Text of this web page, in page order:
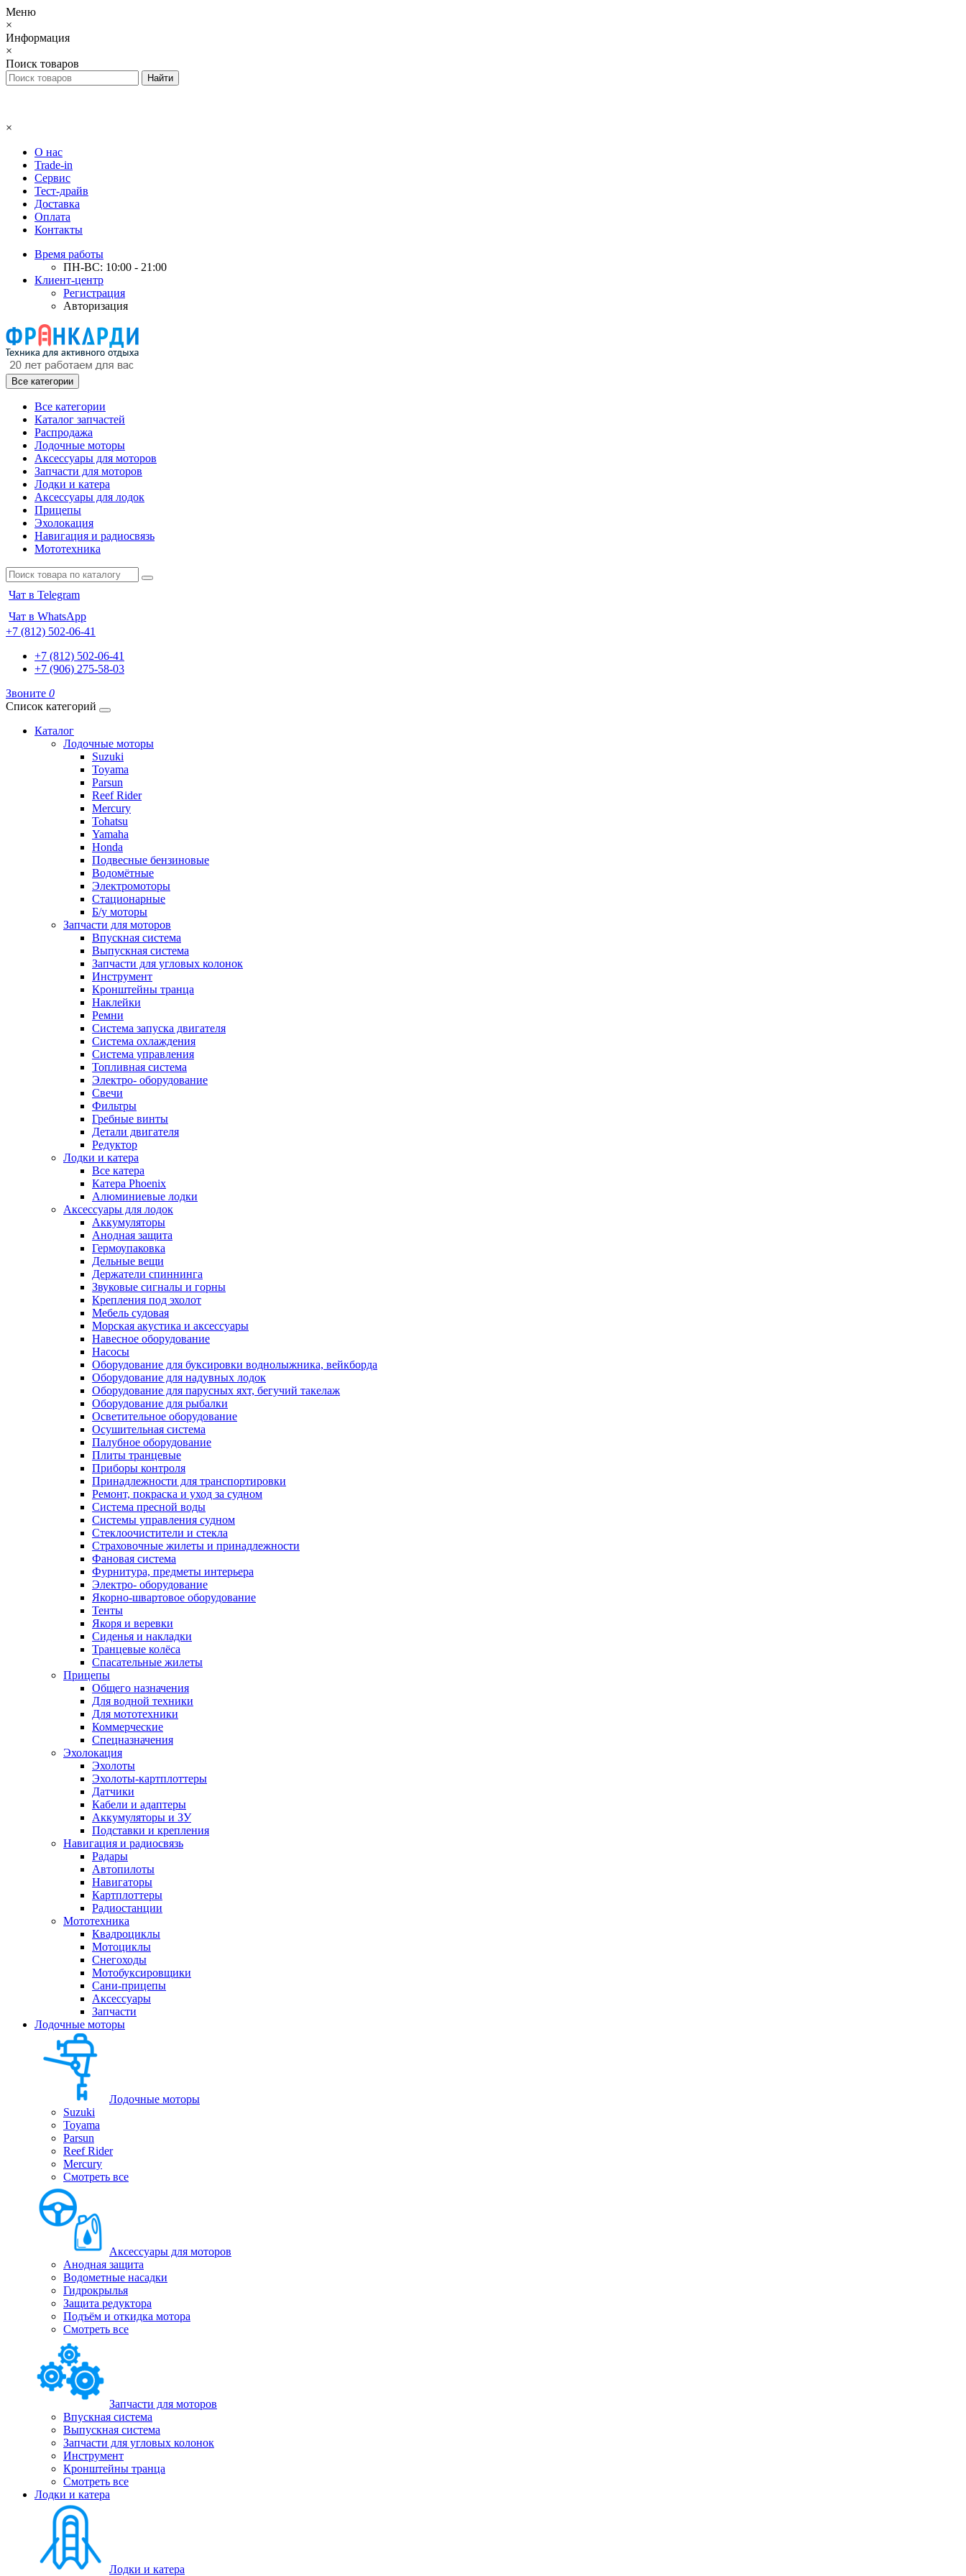
Меню
×
Информация
×
Поиск товаров
×
О нас
Trade-in
Сервис
Тест-драйв
Доставка
Оплата
Контакты
Время работы
ПН-ВС: 10:00 - 21:00
Клиент-центр
Регистрация
Авторизация
Все категории
Все категории
Каталог запчастей
Распродажа
Лодочные моторы
Аксессуары для моторов
Запчасти для моторов
Лодки и катера
Аксессуары для лодок
Прицепы
Эхолокация
Навигация и радиосвязь
Мототехника
Чат в Telegram
Чат в WhatsApp
+7 (812) 502-06-41
+7 (812) 502-06-41
+7 (906) 275-58-03
Звоните 0
Список категорий
Каталог
Лодочные моторы
Suzuki
Toyama
Parsun
Reef Rider
Mercury
Tohatsu
Yamaha
Honda
Подвесные бензиновые
Водомётные
Электромоторы
Стационарные
Б/у моторы
Запчасти для моторов
Впускная система
Выпускная система
Запчасти для угловых колонок
Инструмент
Кронштейны транца
Наклейки
Ремни
Система запуска двигателя
Система охлаждения
Система управления
Топливная система
Электро- оборудование
Свечи
Фильтры
Гребные винты
Детали двигателя
Редуктор
Лодки и катера
Все катера
Катера Phoenix
Алюминиевые лодки
Аксессуары для лодок
Аккумуляторы
Анодная защита
Гермоупаковка
Дельные вещи
Держатели спиннинга
Звуковые сигналы и горны
Крепления под эхолот
Мебель судовая
Морская акустика и аксессуары
Навесное оборудование
Насосы
Оборудование для буксировки воднолыжника, вейкборда
Оборудование для надувных лодок
Оборудование для парусных яхт, бегучий такелаж
Оборудование для рыбалки
Осветительное оборудование
Осушительная система
Палубное оборудование
Плиты транцевые
Приборы контроля
Принадлежности для транспортировки
Ремонт, покраска и уход за судном
Система пресной воды
Системы управления судном
Стеклоочистители и стекла
Страховочные жилеты и принадлежности
Фановая система
Фурнитура, предметы интерьера
Электро- оборудование
Якорно-швартовое оборудование
Тенты
Якоря и веревки
Сиденья и накладки
Транцевые колёса
Спасательные жилеты
Прицепы
Общего назначения
Для водной техники
Для мототехники
Коммерческие
Спецназначения
Эхолокация
Эхолоты
Эхолоты-картплоттеры
Датчики
Кабели и адаптеры
Аккумуляторы и ЗУ
Подставки и крепления
Навигация и радиосвязь
Радары
Автопилоты
Навигаторы
Картплоттеры
Радиостанции
Мототехника
Квадроциклы
Мотоциклы
Снегоходы
Мотобуксировщики
Сани-прицепы
Аксессуары
Запчасти
Лодочные моторы
Лодочные моторы
Suzuki
Toyama
Parsun
Reef Rider
Mercury
Смотреть все
Аксессуары для моторов
Анодная защита
Водометные насадки
Гидрокрылья
Защита редуктора
Подъём и откидка мотора
Смотреть все
Запчасти для моторов
Впускная система
Выпускная система
Запчасти для угловых колонок
Инструмент
Кронштейны транца
Смотреть все
Лодки и катера
Лодки и катера